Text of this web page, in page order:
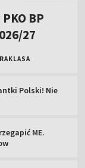
BP
27
Polski! Nie
ME.